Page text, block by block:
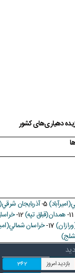
دهياری‌های کشور
5- آذربايجان
همدان(قباق تپه)12-
خراسان
بازدید امروز 362